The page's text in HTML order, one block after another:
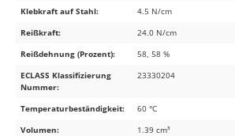
Klebkraft auf Stahl:
4.5 N/cm
Reißkraft:
24.0 N/cm
Reißdehnung (Prozent):
58, 58 %
ECLASS Klassifizierung
Nummer:
23330204
Temperaturbeständigkeit:
60 °C
Volumen:
1.39 cm³